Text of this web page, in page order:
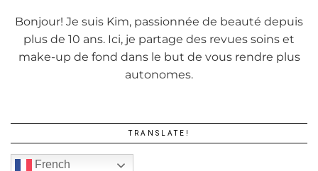
Bonjour! Je suis Kim, passionnée de beauté depuis
plus de 10 ans. Ici, je partage des revues soins et
make-up de fond dans le but de vous rendre plus
autonomes.
TRANSLATE!
French